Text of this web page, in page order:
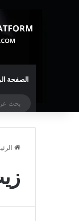
الصفحة